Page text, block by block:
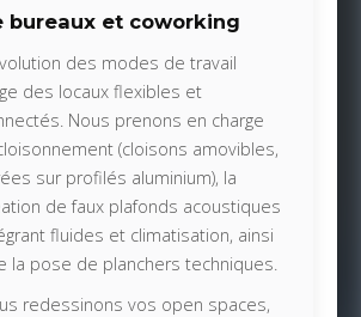
bureaux et coworking
des modes de travail
des locaux flexibles et
Nous prenons en charge
(cloisons amovibles,
sur profilés aluminium), la
de faux plafonds acoustiques
fluides et climatisation, ainsi
la pose de planchers techniques.
redessinons vos open spaces,